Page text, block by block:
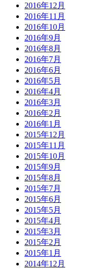
2016年12月
2016年11月
2016年10月
2016年9月
2016年8月
2016年7月
2016年6月
2016年5月
2016年4月
2016年3月
2016年2月
2016年1月
2015年12月
2015年11月
2015年10月
2015年9月
2015年8月
2015年7月
2015年6月
2015年5月
2015年4月
2015年3月
2015年2月
2015年1月
2014年12月